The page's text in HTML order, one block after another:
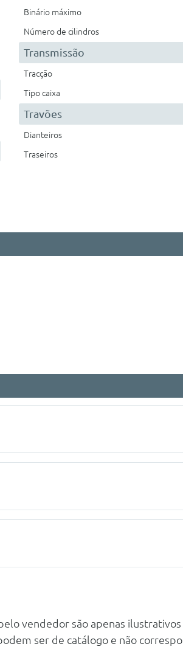
Binário máximo
Número de cilindros
Transmissão
Tracção
Tipo caixa
Travões
Dianteiros
Traseiros
E Cava Da Roda Em Contraplacado
Dianteiros Com Mesa De Apoio)
vendedor são apenas
ser de catálogo e não